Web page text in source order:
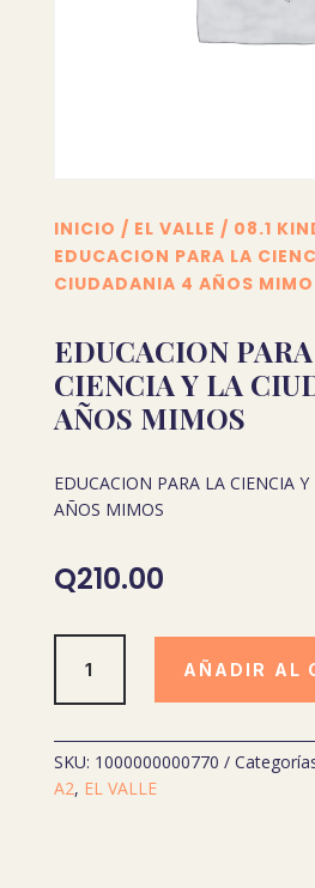
INICIO / EL VALLE / 08.1
EDUCACION PARA LA
CIUDADANIA 4 AÑOS
EDUCACION
CIENCIA Y LA
AÑOS MIMOS
EDUCACION PARA LA CIENCIA
AÑOS MIMOS
Q210.00
PARA
LA
Y
LA
AÑADIR AL
SKU: 1000000000770
A2, EL VALLE